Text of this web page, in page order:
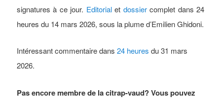
signatures à ce jour. Editorialet dossiercomplet dans 24
heures du 14 mars 2026, sous la plume d’Emilien Ghidoni.
Intéressant commentaire dans24 heures du 31 mars
2026.
Pas encore membre de la citrap-vaud? Vous pouvez